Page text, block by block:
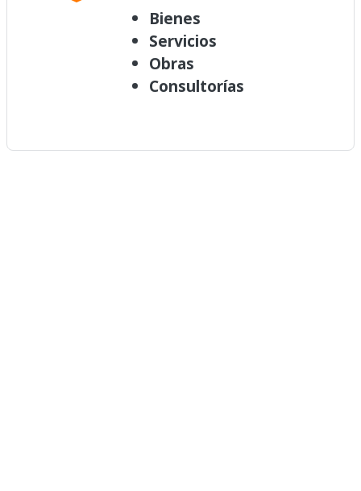
Bienes
Servicios
Obras
Consultorías